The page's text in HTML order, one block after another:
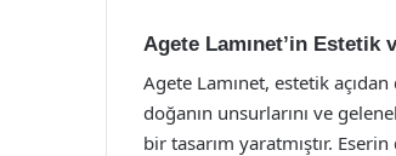
Agete Lamınet’in Estetik
Agete Lamınet, estetik
doğanın unsurlarını ve
bir tasarım yaratmıştır.